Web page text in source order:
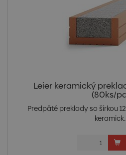
Leier keramický
(80ks/
Predpäté preklady so šírkou